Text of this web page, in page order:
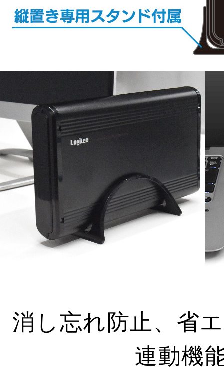
消し忘れ防止、省
連動機